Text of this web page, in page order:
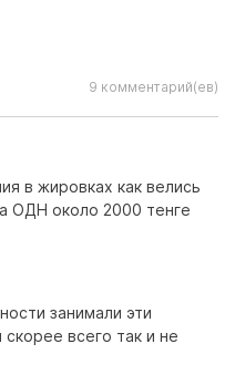
9 комментарий(ев)
в жировках как велись
ОДН около 2000 тенге
занимали эти
всего так и не